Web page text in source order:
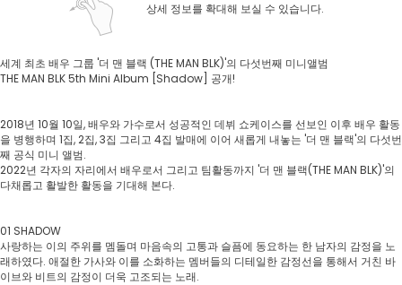
상세 정보를 확대해 보실 수 있습니다.
세계 최초 배우 그룹 '더 맨 블랙 (THE MAN BLK)'의 다섯번째 미니앨범
THE MAN BLK 5th Mini Album [Shadow] 공개!
2018년 10월 10일, 배우와 가수로서 성공적인 데뷔 쇼케이스를 선보인 이후 배우 활동
을 병행하며 1집, 2집, 3집 그리고 4집 발매에 이어 새롭게 내놓는 '더 맨 블랙'의 다섯번
째 공식 미니 앨범.
2022년 각자의 자리에서 배우로서 그리고 팀활동까지 '더 맨 블랙(THE MAN BLK)'의
다채롭고 활발한 활동을 기대해 본다.
01 SHADOW
사랑하는 이의 주위를 멤돌며 마음속의 고통과 슬픔에 동요하는 한 남자의 감정을 노
래하였다. 애절한 가사와 이를 소화하는 멤버들의 디테일한 감정선을 통해서 거친 바
이브와 비트의 감정이 더욱 고조되는 노래.